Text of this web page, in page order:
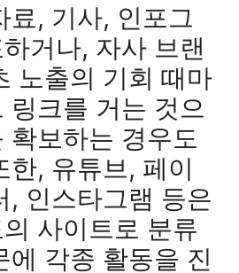
료, 기사, 인포그
거나, 자사 브랜
노출의 기회 때마
링크를 거는 것으
확보하는 경우도
한, 유튜브, 페이
, 인스타그램 등은
사이트로 분류
에 각종 활동을 진